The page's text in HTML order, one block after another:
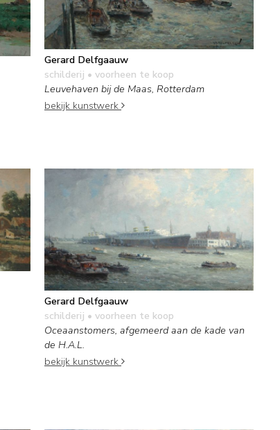
Gerard Delfgaauw
schilderij • voorheen te koop
Leuvehaven bij de Maas, Rotterdam
bekijk kunstwerk
Gerard Delfgaauw
schilderij • voorheen te koop
Oceaanstomers, afgemeerd aan de kade van
de H.A.L.
bekijk kunstwerk